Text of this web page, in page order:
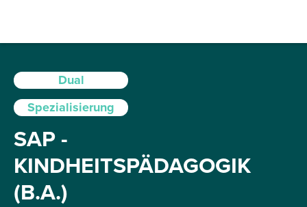
Dual
Spezialisierung
SAP -
KINDHEITSPÄDAGOGIK
(B.A.)